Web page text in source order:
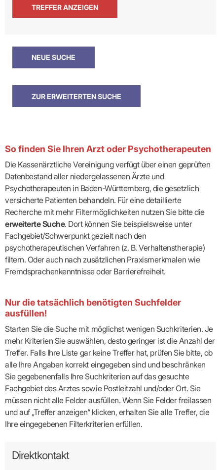
So finden Sie Ihren Arzt oder Psychotherapeuten
Die Kassenärztliche Vereinigung verfügt über einen geprüften
Datenbestand aller niedergelassenen Ärzte und
Psychotherapeuten in Baden-Württemberg, die gesetzlich
versicherte Patienten behandeln. Für eine detaillierte
Recherche mit mehr Filtermöglichkeiten nutzen Sie bitte die
erweiterte Suche. Dort können Sie beispielsweise unter
Fachgebiet/Schwerpunkt gezielt nach den
psychotherapeutischen Verfahren (z. B. Verhaltenstherapie)
filtern. Oder auch nach zusätzlichen Praxismerkmalen wie
Fremdsprachenkenntnisse oder Barrierefreiheit.
Nur die tatsächlich benötigten Suchfelder
ausfüllen!
Starten Sie die Suche mit möglichst wenigen Suchkriterien. Je
mehr Kriterien Sie auswählen, desto geringer ist die Anzahl der
Treffer. Falls Ihre Liste gar keine Treffer hat, prüfen Sie bitte, ob
alle Ihre Angaben korrekt eingegeben sind und beschränken
Sie gegebenenfalls Ihre Suchkriterien auf das gesuchte
Fachgebiet des Arztes sowie Postleitzahl und/oder Ort. Sie
müssen nicht alle Felder ausfüllen. Wenn Sie Felder freilassen
und auf „Treffer anzeigen“ klicken, erhalten Sie alle Treffer, die
Ihre eingegebenen Filterkriterien erfüllen.
Direktkontakt